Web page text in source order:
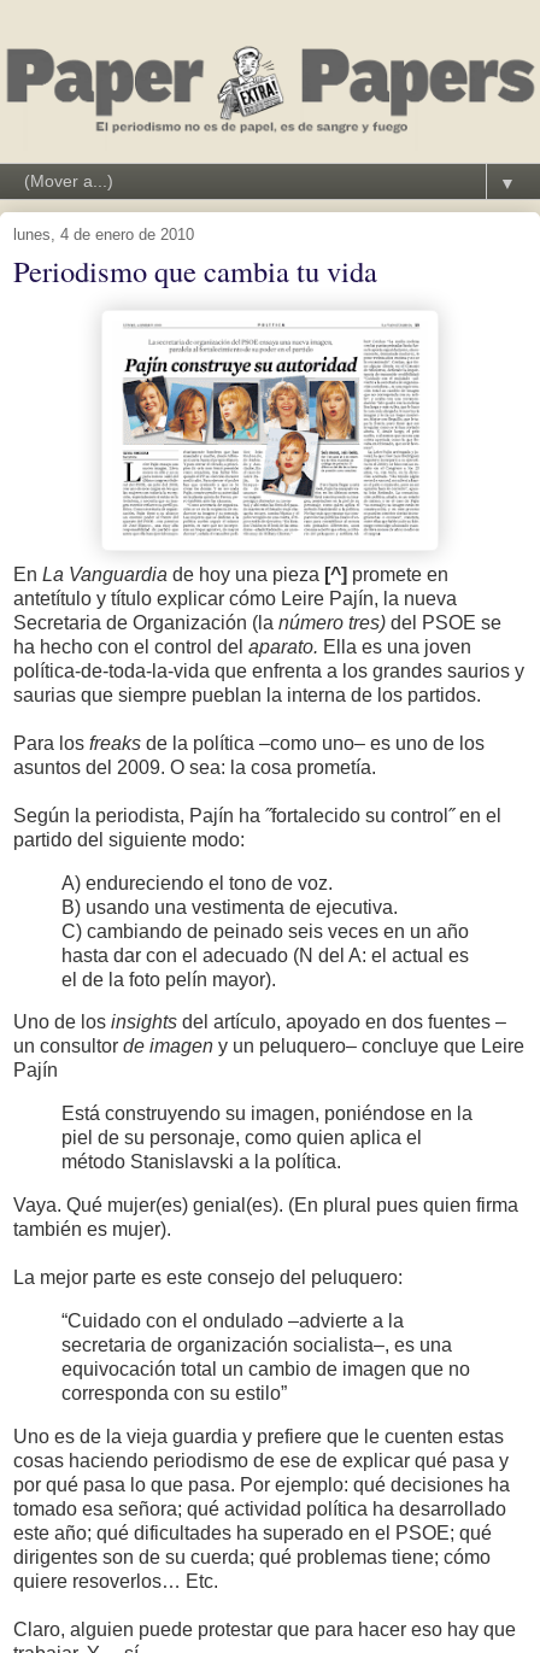
▼
lunes, 4 de enero de 2010
Periodismo que cambia tu vida
En La Vanguardia de hoy una pieza [^] promete en
antetítulo y título explicar cómo Leire Pajín, la nueva
Secretaria de Organización (la número tres) del PSOE se
ha hecho con el control del aparato. Ella es una joven
política-de-toda-la-vida que enfrenta a los grandes saurios y
saurias que siempre pueblan la interna de los partidos.
Para los freaks de la política –como uno– es uno de los
asuntos del 2009. O sea: la cosa prometía.
Según la periodista, Pajín ha ˝fortalecido su control˝ en el
partido del siguiente modo:
A) endureciendo el tono de voz.
B) usando una vestimenta de ejecutiva.
C) cambiando de peinado seis veces en un año
hasta dar con el adecuado (N del A: el actual es
el de la foto pelín mayor).
Uno de los insights del artículo, apoyado en dos fuentes –
un consultor de imagen y un peluquero– concluye que Leire
Pajín
Está construyendo su imagen, poniéndose en la
piel de su personaje, como quien aplica el
método Stanislavski a la política.
Vaya. Qué mujer(es) genial(es). (En plural pues quien firma
también es mujer).
La mejor parte es este consejo del peluquero:
“Cuidado con el ondulado –advierte a la
secretaria de organización socialista–, es una
equivocación total un cambio de imagen que no
corresponda con su estilo”
Uno es de la vieja guardia y prefiere que le cuenten estas
cosas haciendo periodismo de ese de explicar qué pasa y
por qué pasa lo que pasa. Por ejemplo: qué decisiones ha
tomado esa señora; qué actividad política ha desarrollado
este año; qué dificultades ha superado en el PSOE; qué
dirigentes son de su cuerda; qué problemas tiene; cómo
quiere resoverlos… Etc.
Claro, alguien puede protestar que para hacer eso hay que